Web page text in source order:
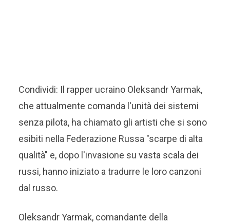
Condividi: Il rapper ucraino Oleksandr Yarmak,
che attualmente comanda l'unità dei sistemi
senza pilota, ha chiamato gli artisti che si sono
esibiti nella Federazione Russa "scarpe di alta
qualità" e, dopo l'invasione su vasta scala dei
russi, hanno iniziato a tradurre le loro canzoni
dal russo.
Oleksandr Yarmak, comandante della